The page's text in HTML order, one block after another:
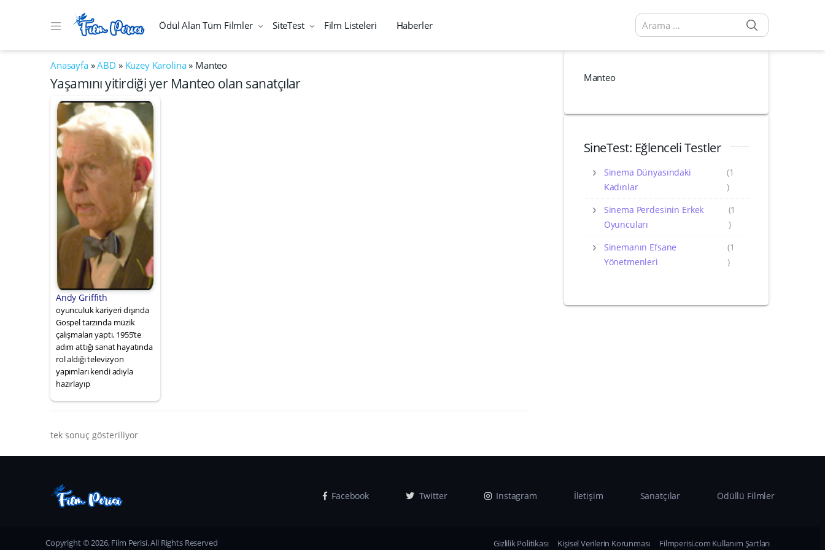
Ödül Alan Tüm Filmler SiteTest Film Listeleri Haberler
Arama sonuçları:
Anasayfa»ABD » Kuzey Karolina» Manteo
Yaşamını yitirdiği yer Manteo olan sanatçılar
Andy Griffith
oyunculuk kariyeri dışında
Gospel tarzında müzik
çalışmaları yaptı. 1955’te
adım attığı sanat hayatında
rol aldığı televizyon
yapımları kendi adıyla
hazırlayıp
tek sonuç gösteriliyor
Manteo
SineTest: Eğlenceli Testler
Sinema Dünyasındaki
Kadınlar
(1
)
Sinema Perdesinin Erkek
Oyuncuları
(1
)
Sinemanın Efsane
Yönetmenleri
(1
)
Facebook Twitter Instagram İletişim Sanatçılar Ödüllü Filmler
Copyright © 2026, Film Perisi. All Rights Reserved Gizlilik Politikası Kişisel Verilerin Korunması Filmperisi.com Kullanım Şartları